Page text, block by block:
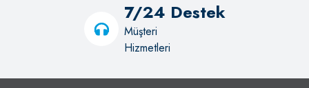
7/24 Destek
Müşteri
Hizmetleri